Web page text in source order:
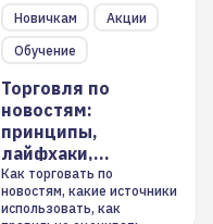
Новичкам
Акции
Обучение
Торговля по
новостям:
принципы,
лайфхаки,
инструменты
Как торговать по
новостям, какие источники
использовать, как